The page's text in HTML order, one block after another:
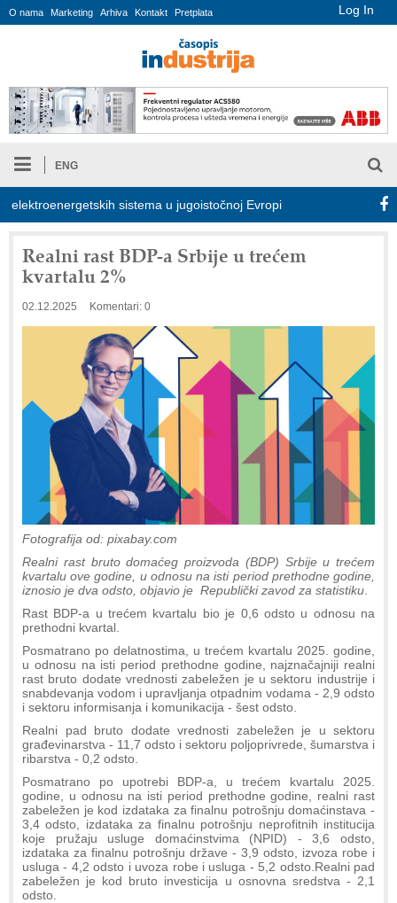
Log In
O nama Marketing Arhiva Kontakt Pretplata
ENG
sistema u jugoistočnoj Evropi
Realni rast BDP-a Srbije u trećem
kvartalu 2%
02.12.2025 Komentari: 0
Fotografija od: pixabay.com
Realni rast bruto domaćeg proizvoda (BDP) Srbije u trećem
kvartalu ove godine, u odnosu na isti period prethodne godine,
iznosio je dva odsto, objavio je Republički zavod za statistiku
Rast BDP-a u trećem kvartalu bio je 0,6 odsto u odnosu na
prethodni kvartal.
Posmatrano po delatnostima, u trećem kvartalu 2025. godine,
u odnosu na isti period prethodne godine, najznačajniji realni
rast bruto dodate vrednosti zabeležen je u sektoru industrije i
snabdevanja vodom i upravljanja otpadnim vodama - 2,9 odsto
i sektoru informisanja i komunikacija - šest odsto.
Realni pad bruto dodate vrednosti zabeležen je u sektoru
građevinarstva - 11,7 odsto i sektoru poljoprivrede, šumarstva i
ribarstva - 0,2 odsto.
Posmatrano po upotrebi BDP-a, u trećem kvartalu 2025.
godine, u odnosu na isti period prethodne godine, realni rast
zabeležen je kod izdataka za finalnu potrošnju domaćinstava -
3,4 odsto, izdataka za finalnu potrošnju neprofitnih institucija
koje pružaju usluge domaćinstvima (NPID) - 3,6 odsto,
izdataka za finalnu potrošnju države - 3,9 odsto, izvoza robe i
usluga - 4,2 odsto i uvoza robe i usluga - 5,2 odsto.Realni pad
zabeležen je kod bruto investicija u osnovna sredstva - 2,1
odsto.